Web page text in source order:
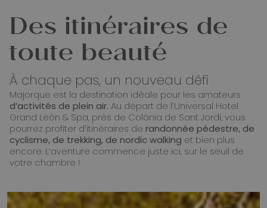
Des itinéraires de
toute beauté
À chaque pas, un nouveau défi
Majorque est la destination idéale pour les amateurs
d’activités de plein air. Au départ de l’Universal Hotel
Grand León & Spa, près de Colònia de Sant Jordi, vous
pourrez profiter d’itinéraires derandonnée pédestre, de
cyclisme, de trekking, de nordic walking et bien plus
encore. L’aventure commence juste ici, sur le seuil de
votre chambre !